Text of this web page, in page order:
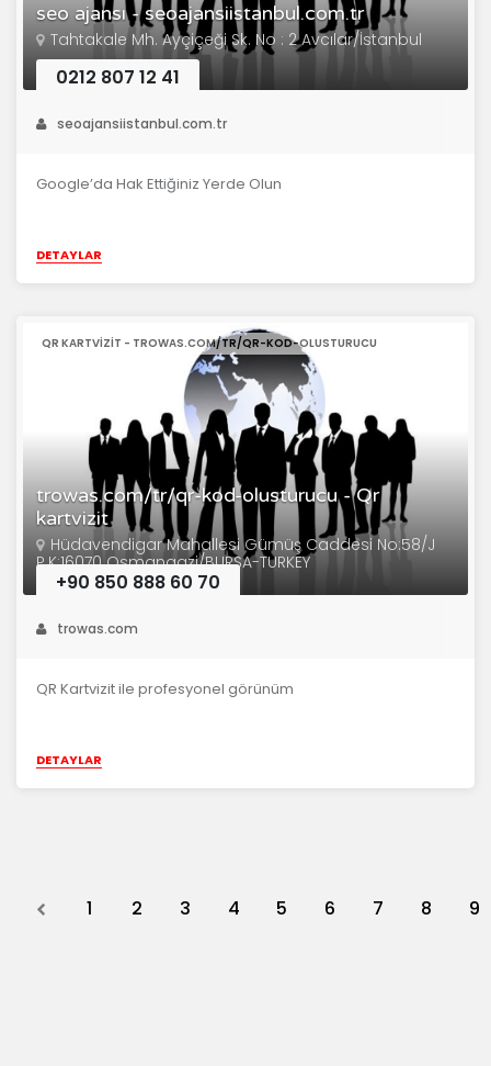
seo ajansı - seoajansiistanbul.com.tr
Tahtakale Mh. Ayçiçeği Sk. No : 2 Avcılar/İstanbul
0212 807 12 41
seoajansiistanbul.com.tr
Google’da Hak Ettiğiniz Yerde Olun
DETAYLAR
trowas.com/tr/qr-kod-olusturucu - Qr
kartvizit
QR KARTVIZIT - TROWAS.COM/TR/QR-KOD-OLUSTURUCU
Hüdavendigar Mahallesi Gümüş Caddesi No:58/J
P.K:16070 Osmangazi/BURSA-TURKEY
+90 850 888 60 70
trowas.com
QR Kartvizit ile profesyonel görünüm
DETAYLAR
Previous
1 2 3 4 5 6 7 8 9